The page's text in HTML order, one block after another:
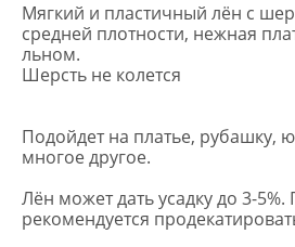
Мягкий и пластичный лён с
средней плотности, нежная
льном.
Шерсть не колется
Подойдет на платье, рубашку,
многое другое.
Лён может дать усадку до 3-
рекомендуется